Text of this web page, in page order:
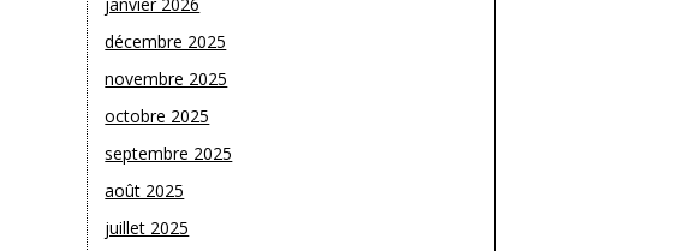
décembre 2025
novembre 2025
octobre 2025
septembre 2025
août 2025
juillet 2025